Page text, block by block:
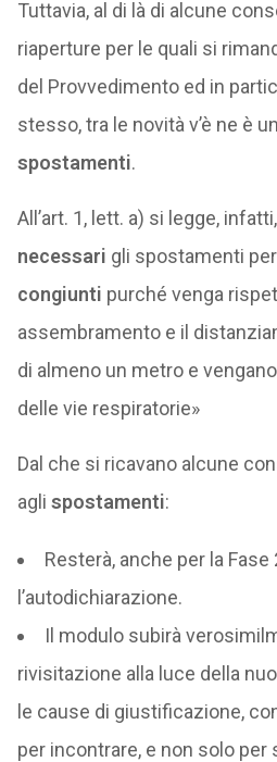
Tuttavia, al di là di alcune
riaperture per le quali si
del Provvedimento ed in
stesso, tra le novità v’è ne è
spostamenti.
All’art. 1, lett. a) si legge,
necessari gli spostamenti per
congiunti purché venga
assembramento e il
di almeno un metro e
delle vie respiratorie»
Dal che si ricavano alcune
agli spostamenti:
Resterà, anche per la Fase
l’autodichiarazione.
Il modulo subirà
rivisitazione alla luce della
le cause di giustificazione,
per incontrare, e non solo